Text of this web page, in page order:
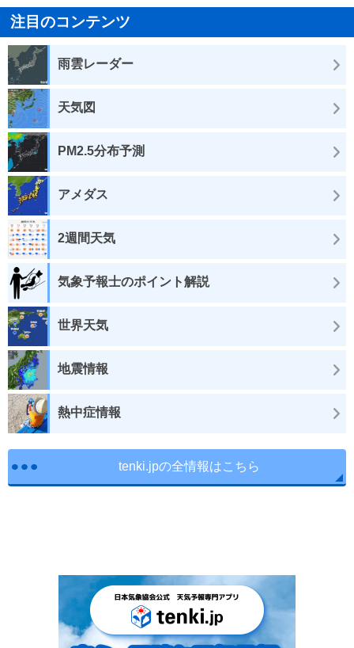
注目のコンテンツ
雨雲レーダー
天気図
PM2.5分布予測
アメダス
2週間天気
気象予報士のポイント解説
世界天気
地震情報
熱中症情報
tenki.jpの全情報はこちら